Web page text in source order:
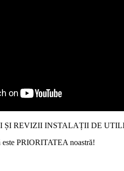
ȘI REVIZII INSTALAȚII DE
PRIORITATEA noastră!